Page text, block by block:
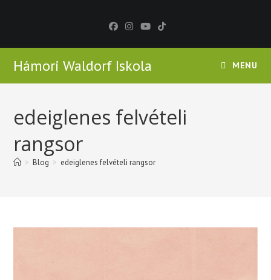
Hámori Waldorf Iskola MENU
edeiglenes felvételi
rangsor
> Blog > edeiglenes felvételi rangsor